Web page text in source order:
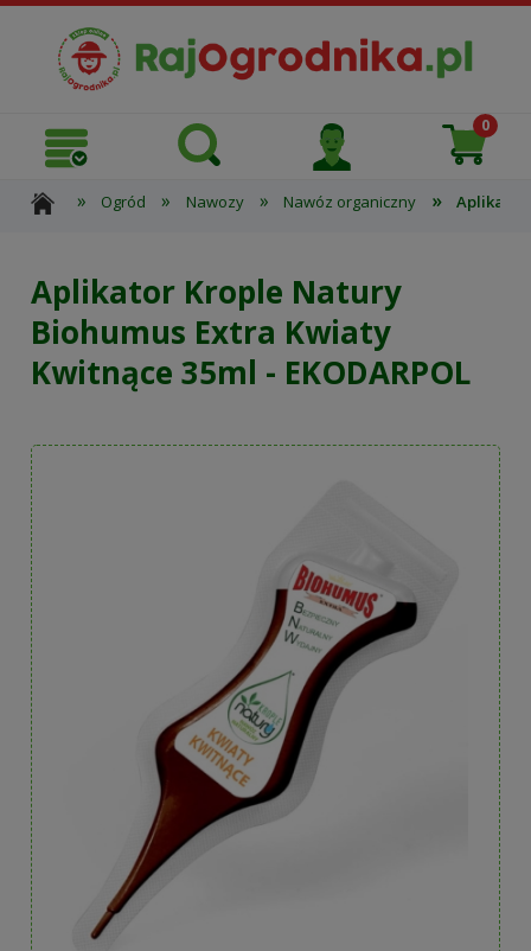
» Ogród » Nawozy » Nawóz organiczny » Aplikator
Aplikator Krople Natury
Biohumus Extra Kwiaty
Kwitnące 35ml - EKODARPOL